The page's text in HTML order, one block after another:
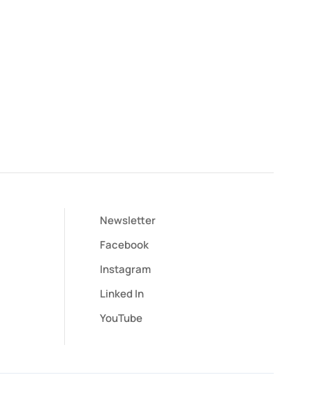
Newsletter
Facebook
Instagram
Linked In
YouTube